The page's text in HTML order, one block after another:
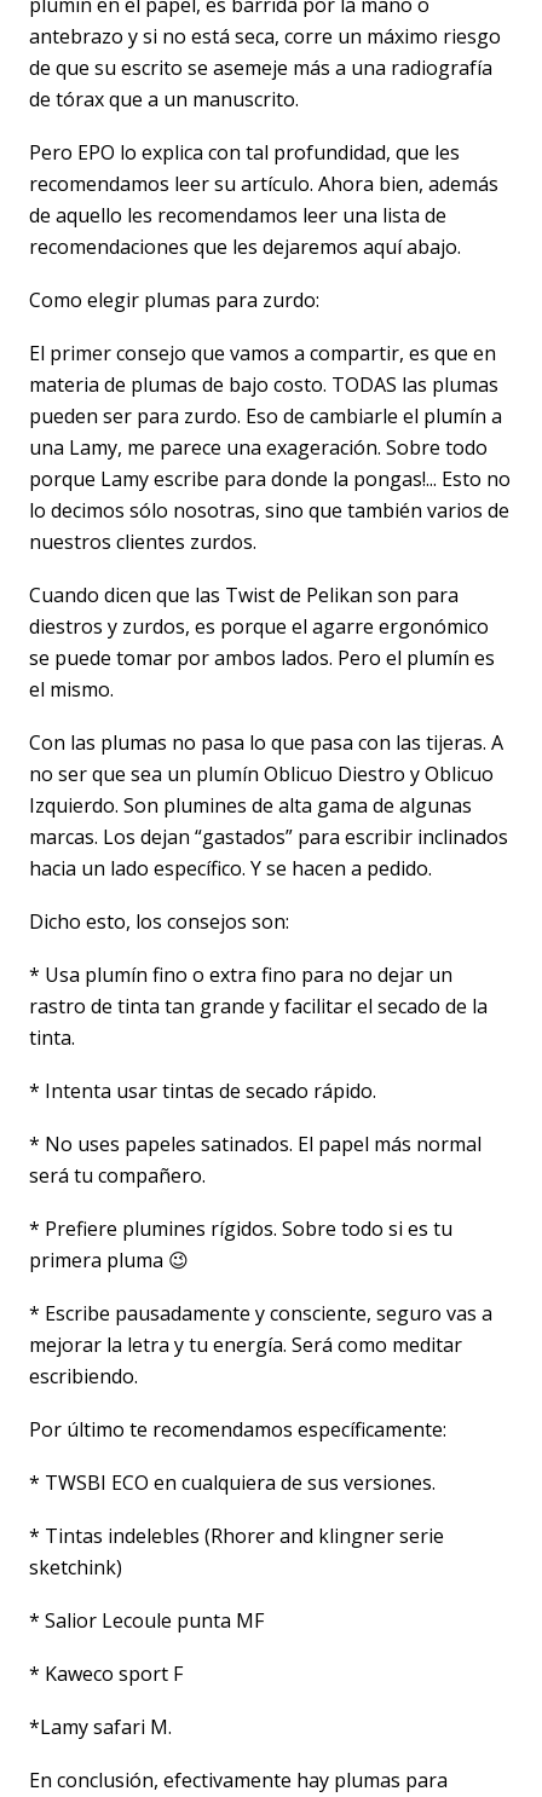
antebrazo y si no está seca, corre un máximo riesgo
de que su escrito se asemeje más a una radiografía
de tórax que a un manuscrito.
Pero EPO lo explica con tal profundidad, que les
recomendamos leer su artículo. Ahora bien, además
de aquello les recomendamos leer una lista de
recomendaciones que les dejaremos aquí abajo.
Como elegir plumas para zurdo:
El primer consejo que vamos a compartir, es que en
materia de plumas de bajo costo. TODAS las plumas
pueden ser para zurdo. Eso de cambiarle el plumín a
una Lamy, me parece una exageración. Sobre todo
porque Lamy escribe para donde la pongas!... Esto no
lo decimos sólo nosotras, sino que también varios de
nuestros clientes zurdos.
Cuando dicen que las Twist de Pelikan son para
diestros y zurdos, es porque el agarre ergonómico
se puede tomar por ambos lados. Pero el plumín es
el mismo.
Con las plumas no pasa lo que pasa con las tijeras. A
no ser que sea un plumín Oblicuo Diestro y Oblicuo
Izquierdo. Son plumines de alta gama de algunas
marcas. Los dejan “gastados” para escribir inclinados
hacia un lado específico. Y se hacen a pedido.
Dicho esto, los consejos son:
* Usa plumín fino o extra fino para no dejar un
rastro de tinta tan grande y facilitar el secado de la
tinta.
* Intenta usar tintas de secado rápido.
* No uses papeles satinados. El papel más normal
será tu compañero.
* Prefiere plumines rígidos. Sobre todo si es tu
primera pluma 😉
* Escribe pausadamente y consciente, seguro vas a
mejorar la letra y tu energía. Será como meditar
escribiendo.
Por último te recomendamos específicamente:
* TWSBI ECO en cualquiera de sus versiones.
* Tintas indelebles (Rhorer and klingner serie
sketchink)
* Salior Lecoule punta MF
* Kaweco sport F
*Lamy safari M.
En conclusión, efectivamente hay plumas para